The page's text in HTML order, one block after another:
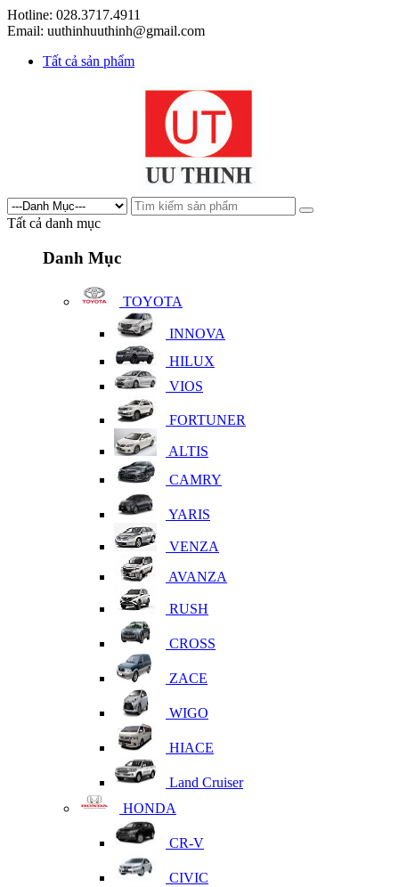
Hotline: 028.3717.4911
Email: uuthinhuuthinh@gmail.com
Tất cả sản phẩm
Tất cả danh mục
Danh Mục
TOYOTA
INNOVA
HILUX
VIOS
FORTUNER
ALTIS
CAMRY
YARIS
VENZA
AVANZA
RUSH
CROSS
ZACE
WIGO
HIACE
Land Cruiser
HONDA
CR-V
CIVIC